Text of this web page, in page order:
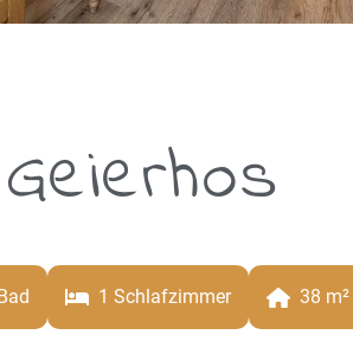
Bad 1 Schlafzimmer 38 m²